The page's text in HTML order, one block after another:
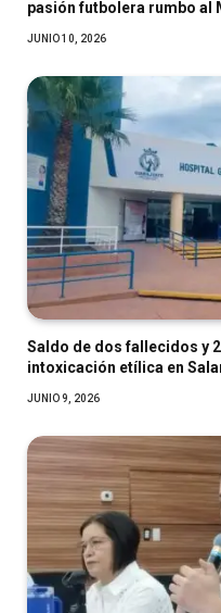
pasión futbolera rumbo al
JUNIO 10, 2026
Saldo de dos fallecidos y
intoxicación etílica en
JUNIO 9, 2026